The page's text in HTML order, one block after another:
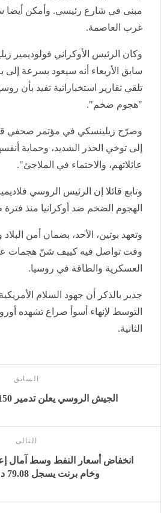
مبنى في شارع رئيسي. وأمكن أيضا
غرب العاصمة.
وكان الرئيس الأوكراني فولوديمير
سابق الأربعاء أنه سيعود بسرعة إلى
تلقي تقارير استخباراتية تفيد بأن
"هجوم ضخم".
وصرّح زيلينسكي في مؤتمر صحفي
إلى توخي الحذر الشديد، وحماية
عائلاتهم، والاحتماء في الملاجئ".
وتابع قائلا إن الرئيس الروسي
الهجوم الضخم ضد أوكرانيا منذ فترة
وتعهد بوتين، الأحد، بضمان أمن
وقت تواصل فيه كييف شنّ هجمات على
العسكرية والطاقة في روسيا.
جدير بالذكر أن جهود السلام
التوسط لإنهاء أسوأ صراع تشهده
الثانية.
السابق
الجيش الروسي يعلن تدمير 150 مسيرة أوكرانية
التالى
انخفاض أسعار النفط وسط آمال
وخام برنت يسجل 79.08 دولار للبرميل